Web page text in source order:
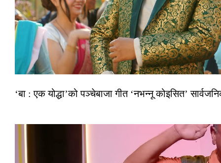
‘बा : एक योद्धा’को पञ्चेबाजा गीत ‘नभन्नू कोइसित’